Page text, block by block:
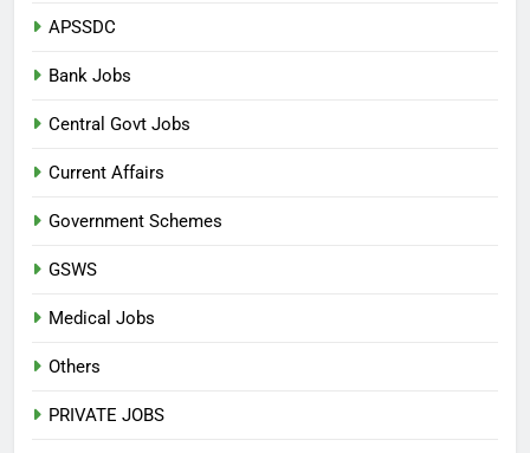
APSSDC
Bank Jobs
Central Govt Jobs
Current Affairs
Government Schemes
GSWS
Medical Jobs
Others
PRIVATE JOBS